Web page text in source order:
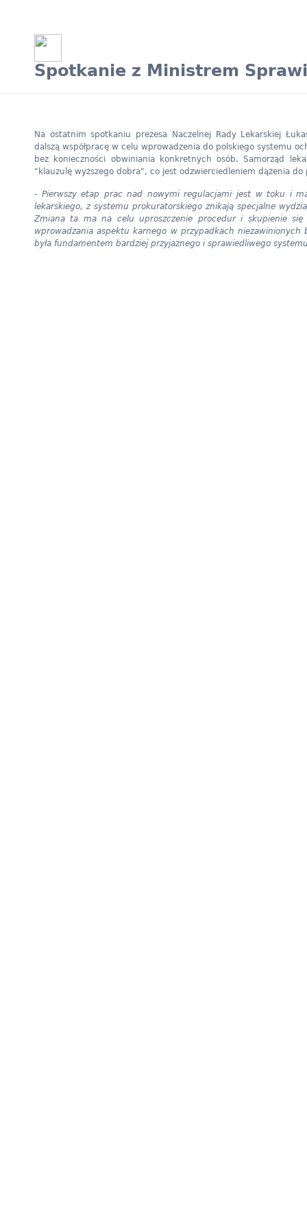
Spotkanie z Ministrem
Na ostatnim spotkaniu prezesa Naczelnej Rady Lekarskiej
dalszą współpracę w celu wprowadzenia do polskiego systemu
bez konieczności obwiniania konkretnych osób. Samorząd
"klauzulę wyższego dobra", co jest odzwierciedleniem dążenia
- Pierwszy etap prac nad nowymi regulacjami jest w toku i
lekarskiego, z systemu prokuratorskiego znikają specjalne
Zmiana ta ma na celu uproszczenie procedur i skupienie
wprowadzania aspektu karnego w przypadkach niezawinionych
była fundamentem bardziej przyjaznego i sprawiedliwego